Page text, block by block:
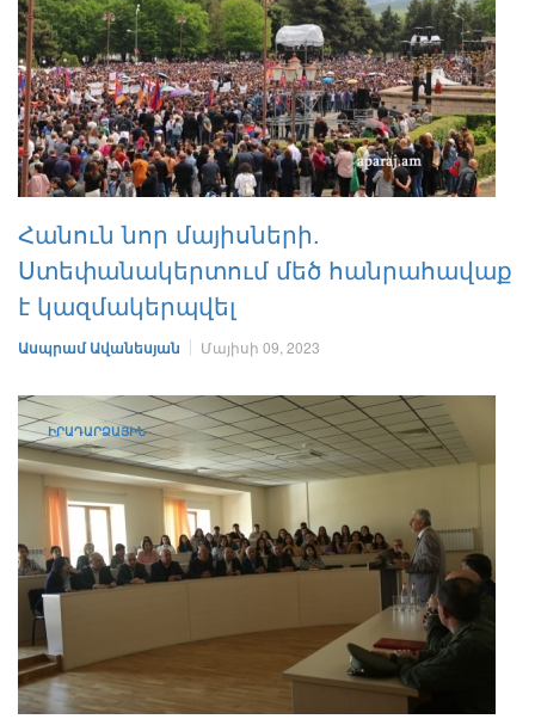
Հանուն նոր մայիսների.
Ստեփանակերտում մեծ հանրահավաք
է կազմակերպվել
Ասպրամ Ավանեսյան Մայիսի 09, 2023
ԻՐԱԴԱՐՁԱՅԻՆ